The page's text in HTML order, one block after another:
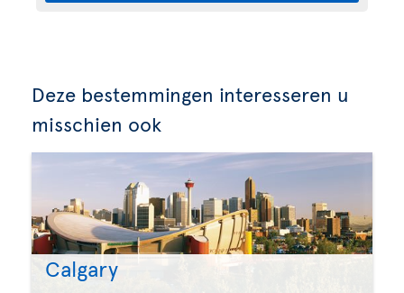
Deze bestemmingen interesseren u
misschien ook
Calgary